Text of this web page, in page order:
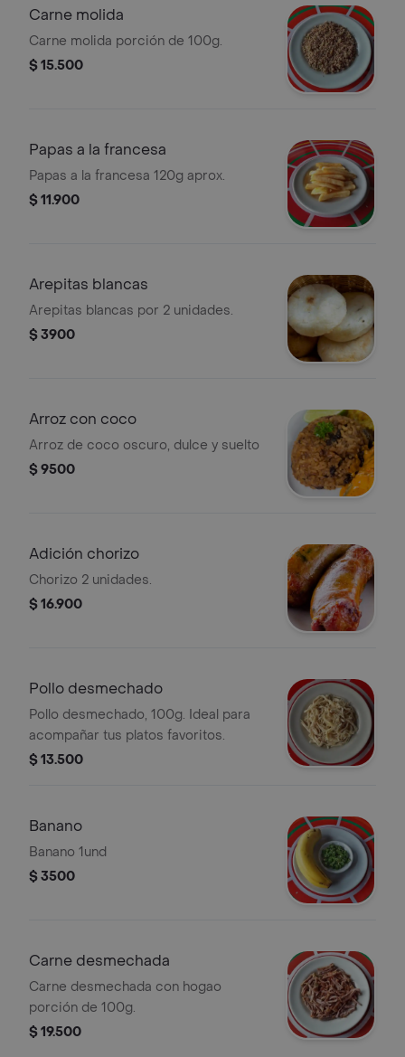
Carne molida
Carne molida porción de 100g.
$ 15.500
Papas a la francesa
Papas a la francesa 120g aprox.
$ 11.900
Arepitas blancas
Arepitas blancas por 2 unidades.
$ 3900
Arroz con coco
Arroz de coco oscuro, dulce y suelto
$ 9500
Adición chorizo
Chorizo 2 unidades.
$ 16.900
Pollo desmechado
Pollo desmechado, 100g. Ideal para
acompañar tus platos favoritos.
$ 13.500
Banano
Banano 1und
$ 3500
Carne desmechada
Carne desmechada con hogao
porción de 100g.
$ 19.500